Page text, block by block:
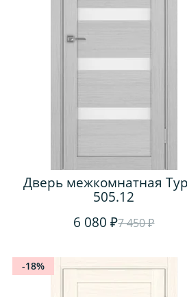
Дверь межкомнатная
505.12
6 080 ₽7 450 ₽
-18%